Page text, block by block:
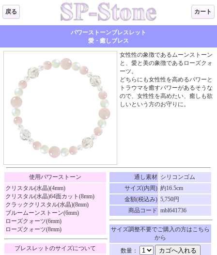
戻る カート
パワーストーンブレスレット
愛・癒しブレス
女性性の象徴であるムーンストーン
と、愛と美の象徴であるローズクォ
ーツ。
どちらにも女性性を高めるパワーと
トラウマを癒すパワーがあるそうな
ので、女性性を高めたい、癒しも欲
しいという方のお守りに。
使用パワーストーン
クリスタル(水晶)(4mm)
クリスタル(水晶)64面カット(8mm)
クラッククリスタル(水晶)(8mm)
ブルームーンストーン(6mm)
ローズクォーツ(6mm)
ローズクォーツ(8mm)
ブレスレットのサイズについて
通し素材 シリコンゴム
サイズ(内周) 約16.5cm
金額(税込み) 5,750円
商品コード mbl641736
サイズ調整不要でご購入の方はこちら
から
数量：